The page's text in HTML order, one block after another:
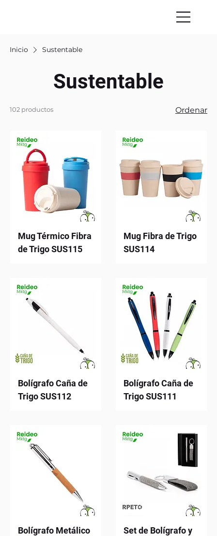
Inicio Sustentable
Sustentable
102 productos Ordenar
Mug Térmico Fibra
de Trigo SUS115
Mug Fibra de Trigo
SUS114
Bolígrafo Caña de
Trigo SUS112
Bolígrafo Caña de
Trigo SUS111
Bolígrafo Metálico
Set de Bolígrafo y